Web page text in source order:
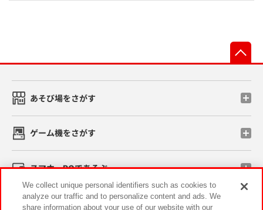
あそび場をさがす
ゲーム機をさがす
スマホ・PCであそぶ
イベント・キャンペーン
We collect unique personal identifiers such as cookies to
analyze our traffic and to personalize content and ads. We
share information about your use of our website with our